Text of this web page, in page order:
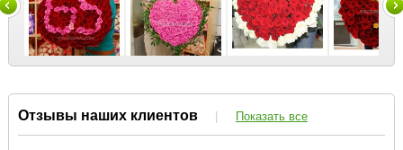
Отзывы наших клиентов | Показать все